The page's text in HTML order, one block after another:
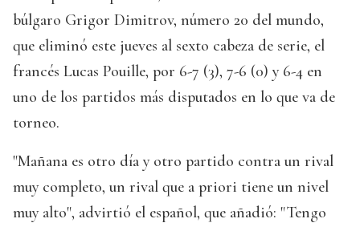
búlgaro Grigor Dimitrov, número 20 del mundo,
que eliminó este jueves al sexto cabeza de serie, el
francés Lucas Pouille, por 6-7 (3), 7-6 (0) y 6-4 en
uno de los partidos más disputados en lo que va de
torneo.
"Mañana es otro día y otro partido contra un rival
muy completo, un rival que a priori tiene un nivel
muy alto", advirtió el español, que añadió: "Tengo